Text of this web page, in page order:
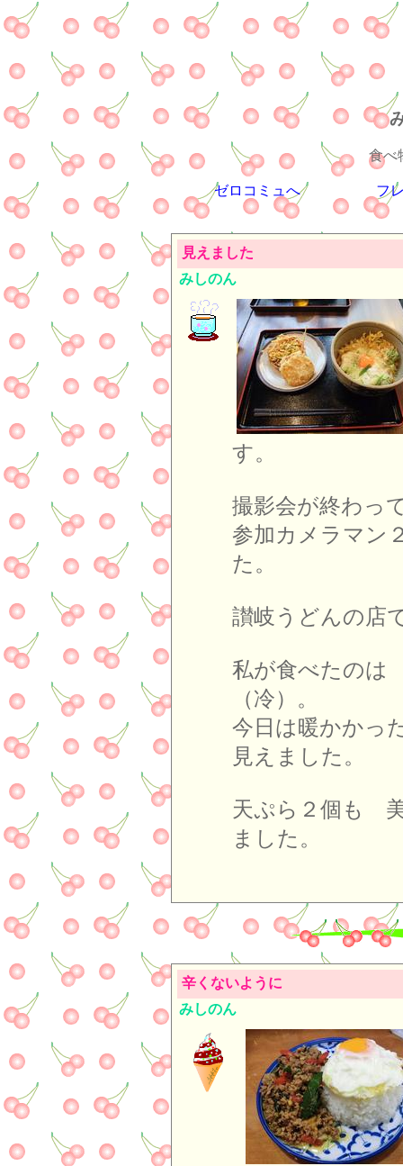
食べ
ゼロコミュへ フ
見えました
みしのん
す。
撮影会が終わっ
参加カメラマン
た。
讃岐うどんの店
私が食べたの
（冷）。
今日は暖かかっ
見えました。
天ぷら２個も
ました。
辛くないように
みしのん